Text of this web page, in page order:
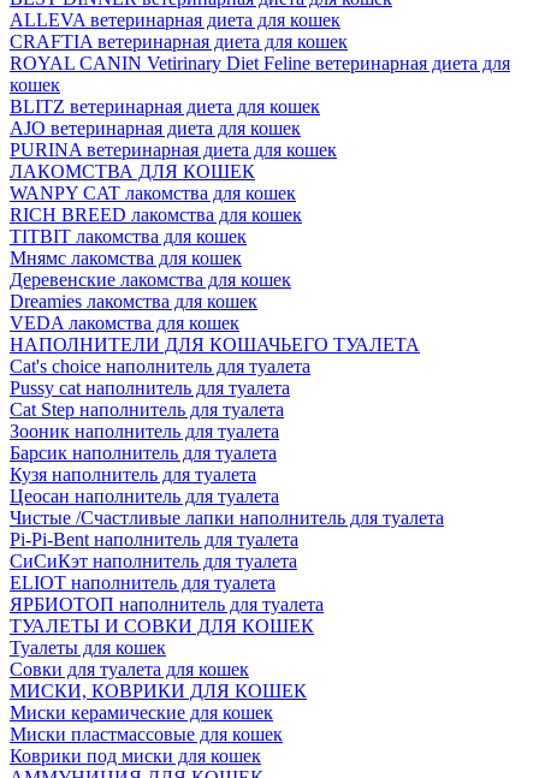
ALLEVA ветеринарная диета для кошек
CRAFTIA ветеринарная диета для кошек
ROYAL CANIN Vetirinary Diet Feline ветеринарная диета для
кошек
BLITZ ветеринарная диета для кошек
AJO ветеринарная диета для кошек
PURINA ветеринарная диета для кошек
ЛАКОМСТВА ДЛЯ КОШЕК
WANPY CAT лакомства для кошек
RICH BREED лакомства для кошек
TITBIT лакомства для кошек
Мнямс лакомства для кошек
Деревенские лакомства для кошек
Dreamies лакомства для кошек
VEDA лакомства для кошек
НАПОЛНИТЕЛИ ДЛЯ КОШАЧЬЕГО ТУАЛЕТА
Cat's choice наполнитель для туалета
Pussy cat наполнитель для туалета
Cat Step наполнитель для туалета
Зооник наполнитель для туалета
Барсик наполнитель для туалета
Кузя наполнитель для туалета
Цеосан наполнитель для туалета
Чистые /Счастливые лапки наполнитель для туалета
Pi-Pi-Bent наполнитель для туалета
СиСиКэт наполнитель для туалета
ELIOT наполнитель для туалета
ЯРБИОТОП наполнитель для туалета
ТУАЛЕТЫ И СОВКИ ДЛЯ КОШЕК
Туалеты для кошек
Совки для туалета для кошек
МИСКИ, КОВРИКИ ДЛЯ КОШЕК
Миски керамические для кошек
Миски пластмассовые для кошек
Коврики под миски для кошек